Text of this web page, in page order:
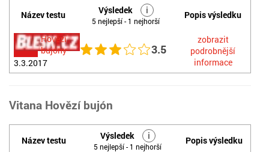
Název testu Výsledek i
5 nejlepší - 1 nejhorší
Popis výsledku
Hovězí
bujóny
3.3.2017
3.5
zobrazit
podrobnější
informace
Vitana Hovězí bujón
Název testu Výsledek i
5 nejlepší - 1 nejhorší
Popis výsledku